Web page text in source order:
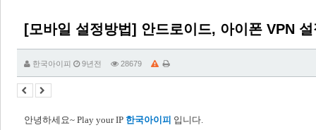
[모바일 설정방법] 안드로이드, 아이폰 VPN
한국아이피 9년전 28679
안녕하세요~ Play your IP 한국아이피 입니다.